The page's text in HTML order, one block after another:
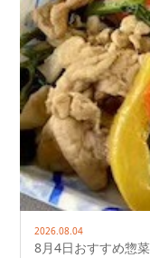
2026.08.04
8月4日おすすめ惣菜